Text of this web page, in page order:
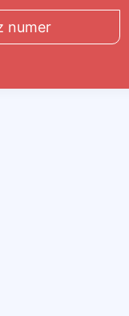
numer